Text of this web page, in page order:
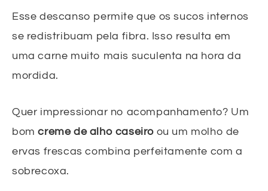
Esse descanso permite que os sucos internos
se redistribuam pela fibra. Isso resulta em
uma carne muito mais suculenta na hora da
mordida.
Quer impressionar no acompanhamento? Um
bomcreme de alho caseiro ou um molho de
ervas frescas combina perfeitamente com a
sobrecoxa.